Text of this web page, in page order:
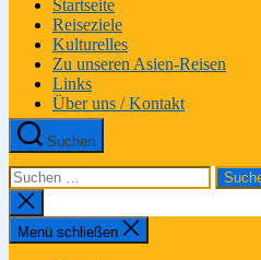
Startseite
Reiseziele
Kulturelles
Zu unseren Asien-Reisen
Links
Über uns / Kontakt
Suchen
Suchen
nach:
Suche
schließen
Menü schließen